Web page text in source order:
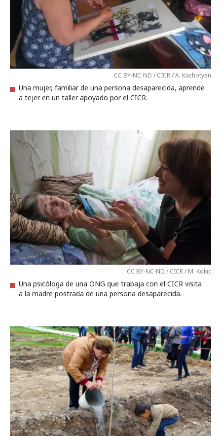
CC BY-NC-ND / CICR / A. Kachotyan
Una mujer, familiar de una persona desaparecida, aprende
a tejer en un taller apoyado por el CICR.
CC BY-NC-ND / CICR / M. Kokic
Una psicóloga de una ONG que trabaja con el CICR visita
a la madre postrada de una persona desaparecida.